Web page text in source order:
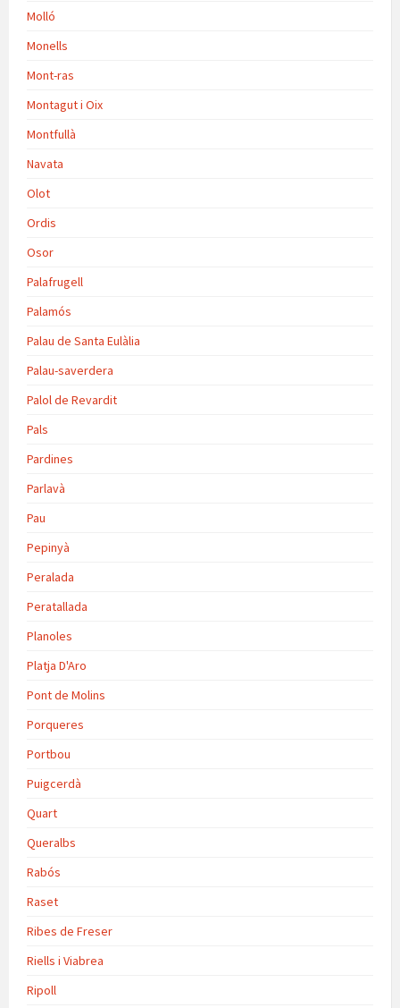
Molló
Monells
Mont-ras
Montagut i Oix
Montfullà
Navata
Olot
Ordis
Osor
Palafrugell
Palamós
Palau de Santa Eulàlia
Palau-saverdera
Palol de Revardit
Pals
Pardines
Parlavà
Pau
Pepinyà
Peralada
Peratallada
Planoles
Platja D'Aro
Pont de Molins
Porqueres
Portbou
Puigcerdà
Quart
Queralbs
Rabós
Raset
Ribes de Freser
Riells i Viabrea
Ripoll